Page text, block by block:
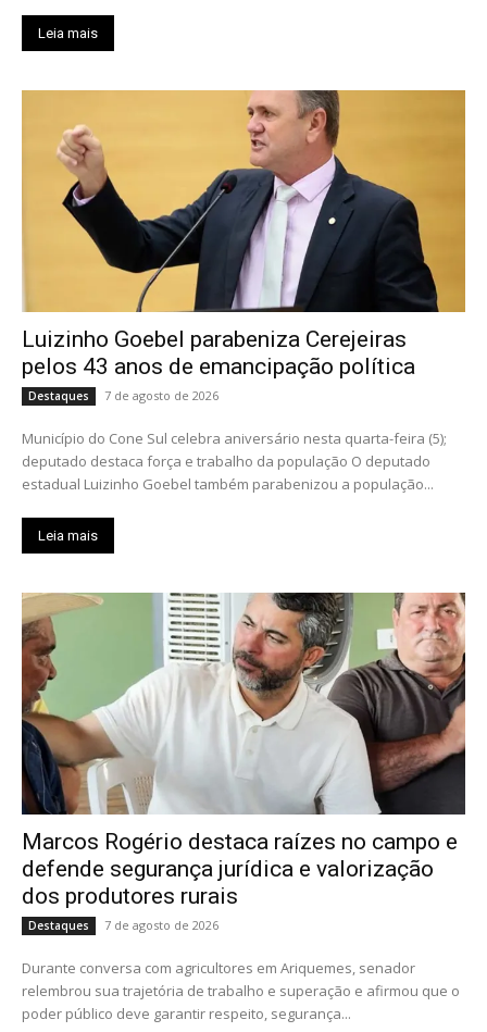
Leia mais
Luizinho Goebel parabeniza Cerejeiras
pelos 43 anos de emancipação política
Destaques 7 de agosto de 2026
Município do Cone Sul celebra aniversário nesta quarta-feira (5);
deputado destaca força e trabalho da população O deputado
estadual Luizinho Goebel também parabenizou a população...
Leia mais
Marcos Rogério destaca raízes no campo e
defende segurança jurídica e valorização
dos produtores rurais
Destaques 7 de agosto de 2026
Durante conversa com agricultores em Ariquemes, senador
relembrou sua trajetória de trabalho e superação e afirmou que o
poder público deve garantir respeito, segurança...